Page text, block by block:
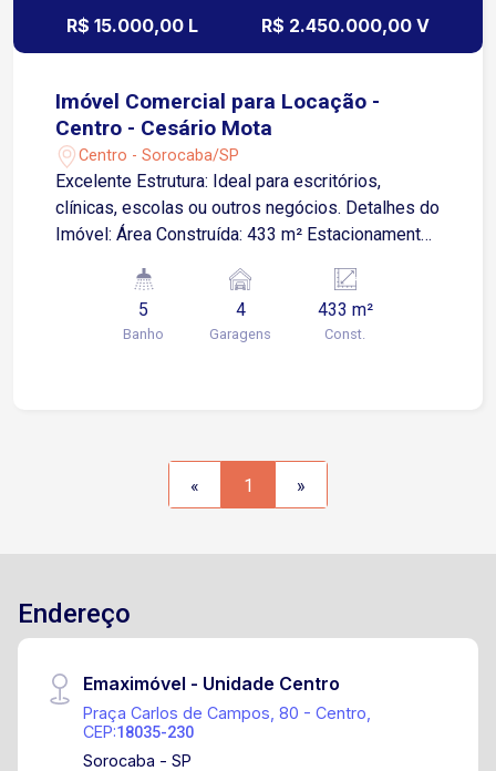
R$ 15.000,00 L R$ 2.450.000,00 V
Imóvel Comercial para Locação -
Centro - Cesário Mota
Centro - Sorocaba/SP
Excelente Estrutura: Ideal para escritórios,
clínicas, escolas ou outros negócios. Detalhes do
Imóvel: Área Construída: 433 m² Estacionamento:
veículos e motos. Distribuição dos Espaços:
Pavimento Principal (Frente para a Rua Cesário
Praça Frei Baraúna (Fórum Velho). Entre em
contato para mais informações ou para agendar
5
Banho
4
Garagens
433 m²
Const.
« 1 »
Endereço
Emaximóvel - Unidade Centro
Praça Carlos de Campos, 80 - Centro,
CEP:18035-230
Sorocaba - SP